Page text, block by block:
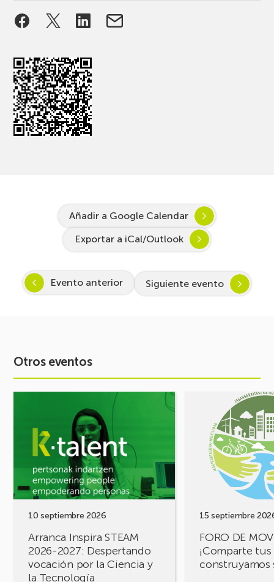
Añadir a Google Calendar
Exportar a iCal/Outlook
Evento anterior Siguiente evento
Otros eventos
10 septiembre 2026
Arranca Inspira STEAM
2026-2027: Despertando
vocación por la Ciencia y
la Tecnología
STEAM
2027:
Despertando
vocación
Ciencia
Tecnología
15 septiembre
FORO DE
¡Comparte
construyamos
MOVILIDAD
¡Comparte
soluciones!